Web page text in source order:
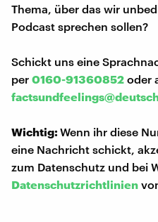
Thema, über das wir
Podcast sprechen sollen?
Schickt uns eine
per 0160-91360852 oder
Wichtig:Wenn ihr diese
eine Nachricht schickt,
zum Datenschutz und bei
Datenschutzrichtlinien